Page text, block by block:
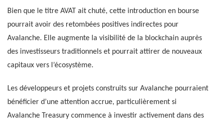
Bien que le titre AVAT ait chuté, cette introduction en bourse
pourrait avoir des retombées positives indirectes pour
Avalanche. Elle augmente la visibilité de la blockchain auprès
des investisseurs traditionnels et pourrait attirer de nouveaux
capitaux vers l’écosystème.
Les développeurs et projets construits sur Avalanche pourraient
bénéficier d’une attention accrue, particulièrement si
Avalanche Treasury commence à investir activement dans des